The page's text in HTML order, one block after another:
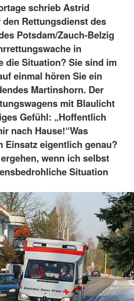
schrieb Astrid
den Rettungsdienst des
Potsdam/Zauch-Belzig
in
die Situation? Sie sind im
einmal hören Sie ein
Martinshorn. Der
mit Blaulicht
Gefühl: „Hoffentlich
nach Hause!“Was
Einsatz eigentlich genau?
wenn ich selbst
Situation